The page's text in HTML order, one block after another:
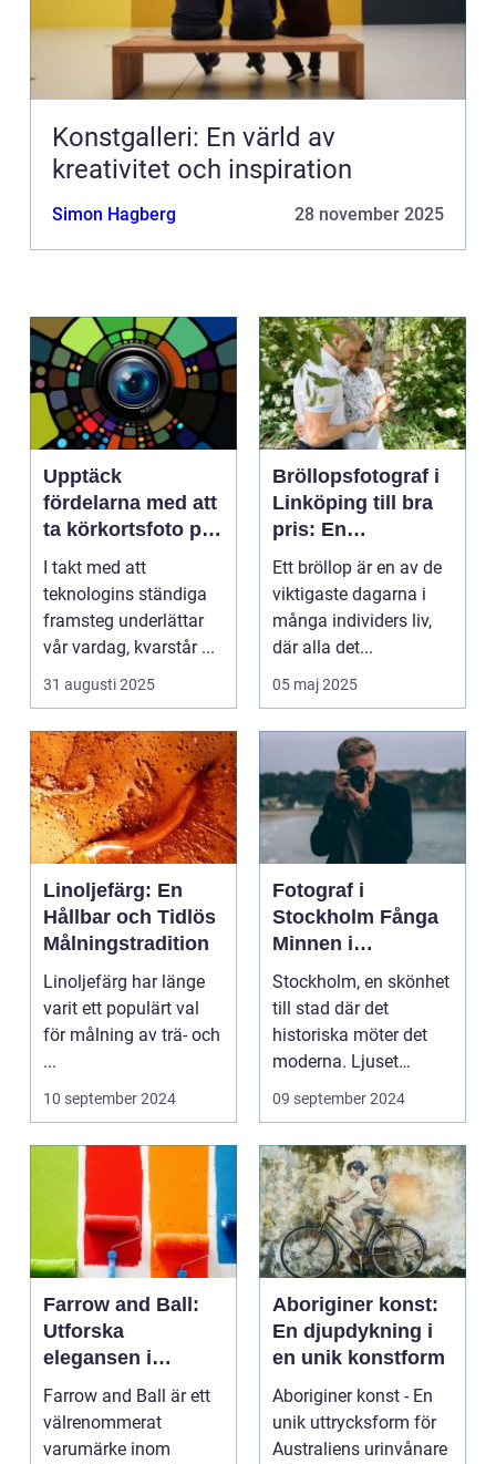
Konstgalleri: En värld av
kreativitet och inspiration
Simon Hagberg 28 november 2025
Upptäck
fördelarna med att
ta körkortsfoto på
Östermalm
I takt med att
teknologins ständiga
framsteg underlättar
vår vardag, kvarstår ...
31 augusti 2025
Bröllopsfotograf i
Linköping till bra
pris: En
nyckelspelare för
oförglömliga
minnen
Ett bröllop är en av de
viktigaste dagarna i
många individers liv,
där alla det...
05 maj 2025
Linoljefärg: En
Hållbar och Tidlös
Målningstradition
Linoljefärg har länge
varit ett populärt val
för målning av trä- och
...
10 september 2024
Fotograf i
Stockholm Fånga
Minnen i
Huvudstaden
Stockholm, en skönhet
till stad där det
historiska möter det
moderna. Ljuset
reflekte...
09 september 2024
Farrow and Ball:
Utforska
elegansen i
varumärkets färger
Farrow and Ball är ett
välrenommerat
varumärke inom
Aboriginer konst:
En djupdykning i
en unik konstform
Aboriginer konst - En
unik uttrycksform för
Australiens urinvånare